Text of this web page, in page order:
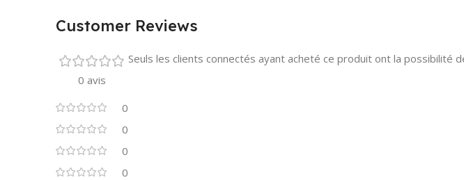
Customer Reviews
0 avis
0
0
0
0
Seuls les clients connectés ayant acheté ce produit ont la possibilité